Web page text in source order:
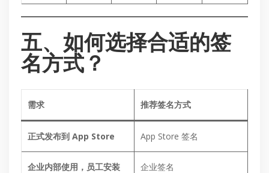
五、如何选择合适的签
名方式？
需求 推荐签名方式
正式发布到 App Store App Store 签名
企业内部使用，员工安装 企业签名